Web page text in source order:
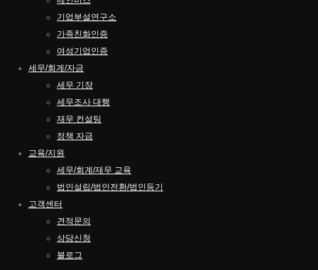
기업부설연구소
가족친화인증
여성기업인증
세무/회계/자금
세무 기장
세무조사 대행
재무 컨설팅
정책 자금
교육/지원
세무/회계/재무 교육
법인설립/법인전환/법인등기
고객센터
견적문의
상담신청
블로그